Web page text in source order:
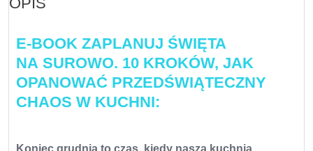
E-BOOK ZAPLANUJ ŚWIĘTA
NA SUROWO. 10 KROKÓW, JAK
OPANOWAĆ PRZEDŚWIĄTECZNY
CHAOS W KUCHNI:
Koniec grudnia to czas, kiedy nasza kuchnia